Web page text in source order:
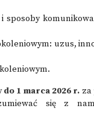
uzus,
do 1 marca 2026 r. za
się z